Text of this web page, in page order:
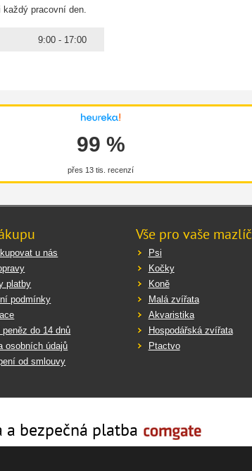
pracovní den.
9:00 - 17:00
99 %
přes 13 tis. recenzí
u nás
platby
podmínky
do 14 dnů
osobních údajů
od smlouvy
Vše pro vaše
Psi
Kočky
Koně
Malá zvířata
Akvaristika
Hospodářská zvířata
Ptactvo
a bezpečná platba